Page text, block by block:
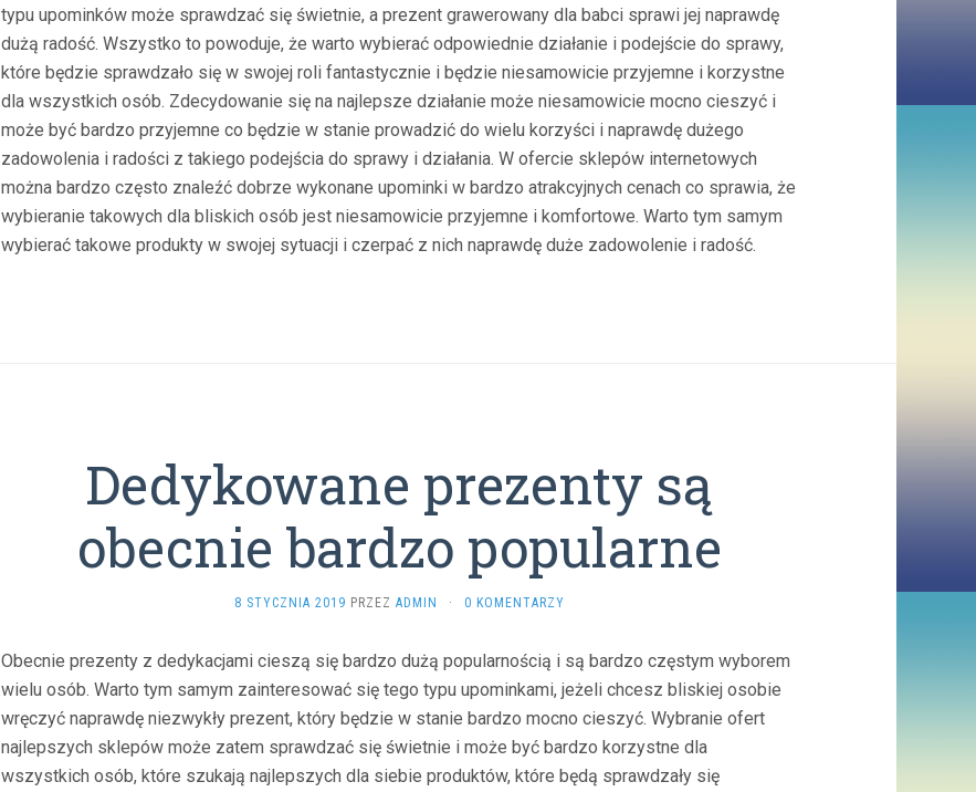
typu upominków może sprawdzać się świetnie, a prezent grawerowany dla babci sprawi jej naprawdę
dużą radość. Wszystko to powoduje, że warto wybierać odpowiednie działanie i podejście do sprawy,
które będzie sprawdzało się w swojej roli fantastycznie i będzie niesamowicie przyjemne i korzystne
dla wszystkich osób. Zdecydowanie się na najlepsze działanie może niesamowicie mocno cieszyć i
może być bardzo przyjemne co będzie w stanie prowadzić do wielu korzyści i naprawdę dużego
zadowolenia i radości z takiego podejścia do sprawy i działania. W ofercie sklepów internetowych
można bardzo często znaleźć dobrze wykonane upominki w bardzo atrakcyjnych cenach co sprawia, że
wybieranie takowych dla bliskich osób jest niesamowicie przyjemne i komfortowe. Warto tym samym
wybierać takowe produkty w swojej sytuacji i czerpać z nich naprawdę duże zadowolenie i radość.
Dedykowane prezenty są
obecnie bardzo popularne
8 STYCZNIA 2019 PRZEZ ADMIN · 0 KOMENTARZY
Obecnie prezenty z dedykacjami cieszą się bardzo dużą popularnością i są bardzo częstym wyborem
wielu osób. Warto tym samym zainteresować się tego typu upominkami, jeżeli chcesz bliskiej osobie
wręczyć naprawdę niezwykły prezent, który będzie w stanie bardzo mocno cieszyć. Wybranie ofert
najlepszych sklepów może zatem sprawdzać się świetnie i może być bardzo korzystne dla
wszystkich osób, które szukają najlepszych dla siebie produktów, które będą sprawdzały się